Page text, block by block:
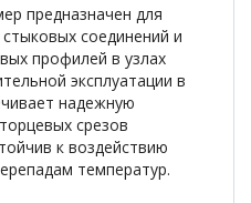
предназначен для
соединений и
профилей в узлах
эксплуатации в
надежную
срезов
к воздействию
температур.